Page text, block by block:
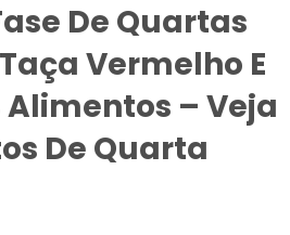
De Quartas
Vermelho E
Alimentos – Veja
De Quarta